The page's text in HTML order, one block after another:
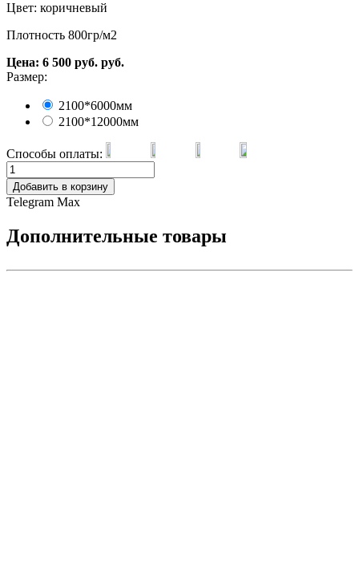
Цвет: коричневый
Плотность 800гр/м2
Цена: 6 500 руб. руб.
Размер:
2100*6000мм
2100*12000мм
Способы оплаты:
Добавить в корзину
Telegram Max
Дополнительные товары